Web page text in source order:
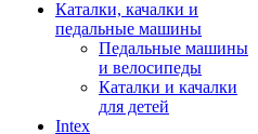
Каталки, качалки и
педальные машины
Педальные машины
и велосипеды
Каталки и качалки
для детей
Intex